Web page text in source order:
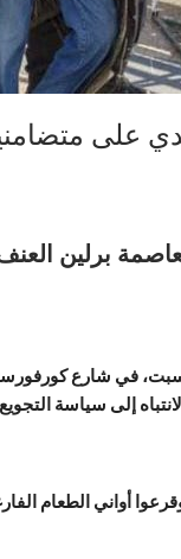
على
برلين
في شارع
إلى سياسة
أواني الطعام